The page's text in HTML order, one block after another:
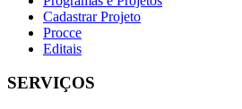
Cadastrar Projeto
Procce
Editais
SERVIÇOS